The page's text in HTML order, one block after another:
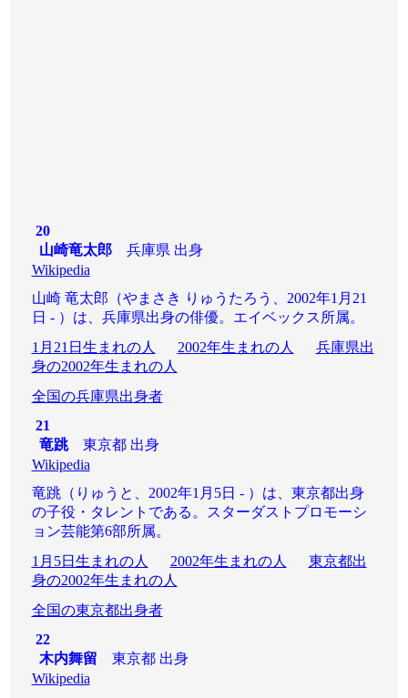
20
山崎竜太郎兵庫県 出身
Wikipedia
山崎 竜太郎（やまさき りゅうたろう、2002年1月21
日 - ）は、兵庫県出身の俳優。エイベックス所属。
1月21日生まれの人
2002年生まれの人
兵庫県出
身の2002年生まれの人
全国の兵庫県出身者
21
竜跳東京都 出身
Wikipedia
竜跳（りゅうと、2002年1月5日 - ）は、東京都出身
の子役・タレントである。スターダストプロモーシ
ョン芸能第6部所属。
1月5日生まれの人
2002年生まれの人
東京都出
身の2002年生まれの人
全国の東京都出身者
22
木内舞留 東京都 出身
Wikipedia